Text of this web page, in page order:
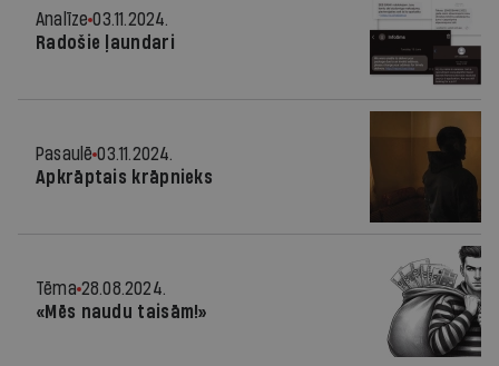
Analīze 03.11.2024.
Radošie ļaundari
Pasaulē 03.11.2024.
Apkrāptais krāpnieks
Tēma 28.08.2024.
«Mēs naudu taisām!»